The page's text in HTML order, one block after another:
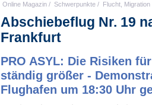
Online Magazin / Schwerpunkte / Flucht, Migration
Abschiebeflug Nr. 19
Frankfurt
PRO ASYL: Die Risiken
ständig größer -
Flughafen um 18:30 Uhr